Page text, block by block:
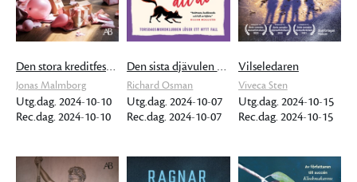
Den stora kreditfesten
Jonas Malmborg
Utg.dag. 2024-10-10
Rec.dag. 2024-10-10
Den sista djävulen att dö
Richard Osman
Utg.dag. 2024-10-07
Rec.dag. 2024-10-07
Vilseledaren
Viveca Sten
Utg.dag. 2024-10-15
Rec.dag. 2024-10-15